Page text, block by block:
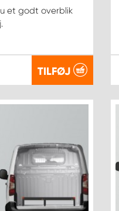
et godt overblik
TILFØJ